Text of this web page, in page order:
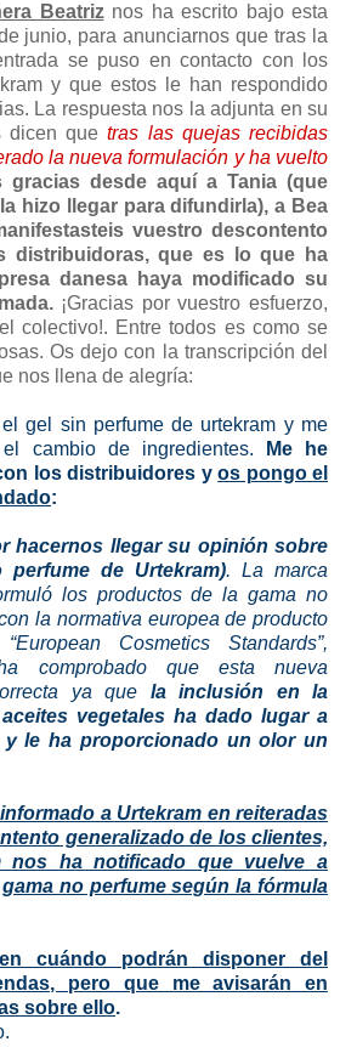
Beatriznos ha escrito bajo esta
junio, para anunciarnos que tras la
se puso en contacto con los
y que estos le han respondido
La respuesta nos la adjunta en su
dicen quetras las quejas recibidas
la nueva formulación y ha vuelto
gracias desde aquí a Tania (que
hizo llegar para difundirla), a Bea
vuestro descontento
distribuidoras, que es lo que ha
danesa haya modificado su
¡Gracias por vuestro esfuerzo,
colectivo!. Entre todos es como se
Os dejo con la transcripción del
nos llena de alegría:
gel sin perfume de urtekram y me
cambio de ingredientes.
Me he
los distribuidores yos pongo el
:
hacernos llegar su opinión sobre
de Urtekram). La marca
los productos de la gama no
la normativa europea de producto
Cosmetics Standards”,
comprobado que esta nueva
ya que la inclusión en la
vegetales ha dado lugar a
le ha proporcionado un olor un
a Urtekram en reiteradas
generalizado de los clientes,
nos ha notificado que vuelve a
no perfume según la fórmula
cuándo podrán disponer del
pero que me avisarán en
sobre ello.